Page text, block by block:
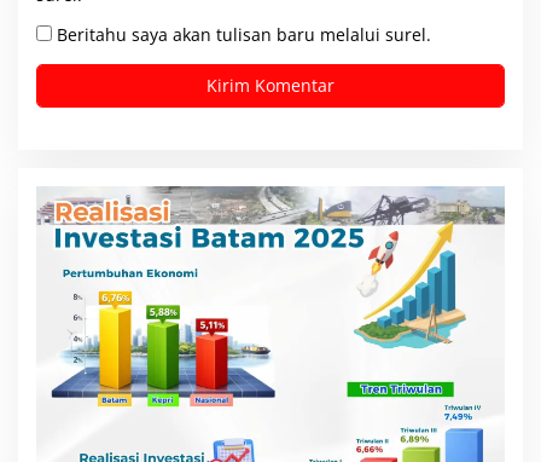
Beritahu saya akan tulisan baru melalui surel.